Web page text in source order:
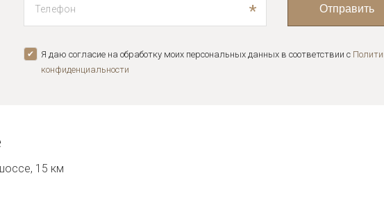
* Отправить
Я даю согласие на обработку моих персональных данных в соответствии с
конфиденциальноcти
15 км